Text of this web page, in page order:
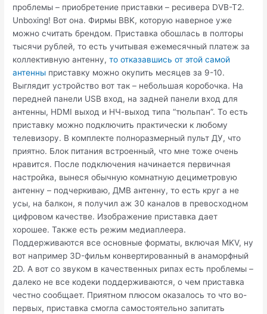
проблемы – приобретение приставки – ресивера DVB-T2.
Unboxing! Вот она. Фирмы BBK, которую наверное уже
можно считать брендом. Приставка обошлась в полторы
тысячи рублей, то есть учитывая ежемесячный платеж за
коллективную антенну,то отказавшись от этой самой
антенны приставку можно окупить месяцев за 9-10.
Выглядит устройство вот так – небольшая коробочка. На
передней панели USB вход, на задней панели вход для
антенны, HDMI выход и НЧ-выход типа “тюльпан”. То есть
приставку можно подключить практически к любому
телевизору. В комплекте полноразмерный пульт ДУ, что
приятно. Блок питания встроенный, что мне тоже очень
нравится. После подключения начинается первичная
настройка, вынеся обычную комнатную дециметровую
антенну – подчеркиваю, ДМВ антенну, то есть круг а не
усы, на балкон, я получил аж 30 каналов в превосходном
цифровом качестве. Изображение приставка дает
хорошее. Также есть режим медиаплеера.
Поддерживаются все основные форматы, включая MKV, ну
вот например 3D-фильм конвертированный в анаморфный
2D. А вот со звуком в качественных рипах есть проблемы –
далеко не все кодеки поддерживаются, о чем приставка
честно сообщает. Приятном плюсом оказалось то что во-
первых, приставка смогла самостоятельно запитать